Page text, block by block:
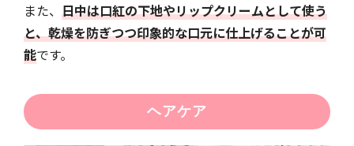
また、 日中は口紅の下地やリップクリームとして使う
と、乾燥を防ぎつつ印象的な口元に仕上げることが可
能です。
ヘアケア